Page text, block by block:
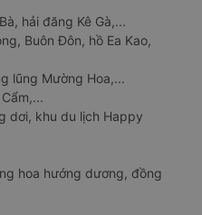
hải đăng Kê Gà,...
Buôn Đôn, hồ Ea Kao,
lũng Mường Hoa,...
dơi, khu du lịch Happy
hoa hướng dương, đồng